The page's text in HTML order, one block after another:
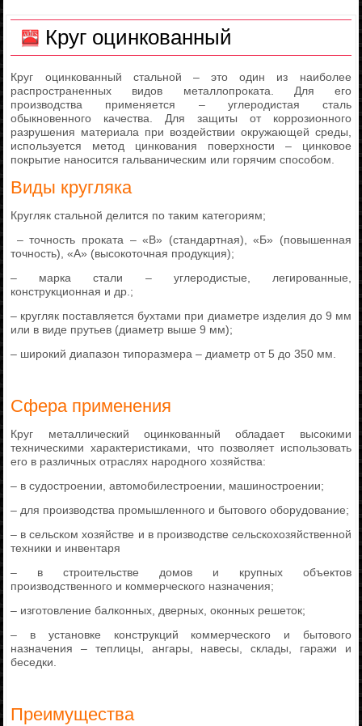
Круг оцинкованный
Круг оцинкованный стальной – это один из наиболее
распространенных видов металлопроката. Для его
производства применяется – углеродистая сталь
обыкновенного качества. Для защиты от коррозионного
разрушения материала при воздействии окружающей среды,
используется метод цинкования поверхности – цинковое
покрытие наносится гальваническим или горячим способом.
Виды кругляка
Кругляк стальной делится по таким категориям;
– точность проката – «В» (стандартная), «Б» (повышенная
точность), «А» (высокоточная продукция);
– марка стали – углеродистые, легированные,
конструкционная и др.;
– кругляк поставляется бухтами при диаметре изделия до 9 мм
или в виде прутьев (диаметр выше 9 мм);
– широкий диапазон типоразмера – диаметр от 5 до 350 мм.
Сфера применения
Круг металлический оцинкованный обладает высокими
техническими характеристиками, что позволяет использовать
его в различных отраслях народного хозяйства:
– в судостроении, автомобилестроении, машиностроении;
– для производства промышленного и бытового оборудование;
– в сельском хозяйстве и в производстве сельскохозяйственной
техники и инвентаря
– в строительстве домов и крупных объектов
производственного и коммерческого назначения;
– изготовление балконных, дверных, оконных решеток;
– в установке конструкций коммерческого и бытового
назначения – теплицы, ангары, навесы, склады, гаражи и
беседки.
Преимущества